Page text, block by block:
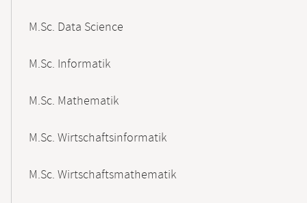
M.Sc. Data Science
M.Sc. Informatik
M.Sc. Mathematik
M.Sc. Wirtschaftsinformatik
M.Sc. Wirtschaftsmathematik